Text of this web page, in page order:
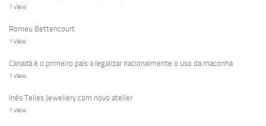
1 view
Romeu Bettencourt
1 view
Canadá é o primeiro país a legalizar nacionalmente o uso da maconha
1 view
Inês Telles Jewellery com novo atelier
1 view